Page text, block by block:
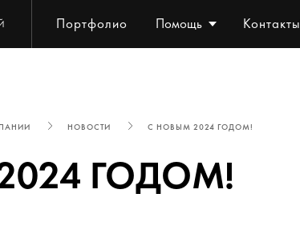
Портфолио Помощь Контакты
НОВОСТИ С НОВЫМ 2024 ГОДОМ!
ГОДОМ!